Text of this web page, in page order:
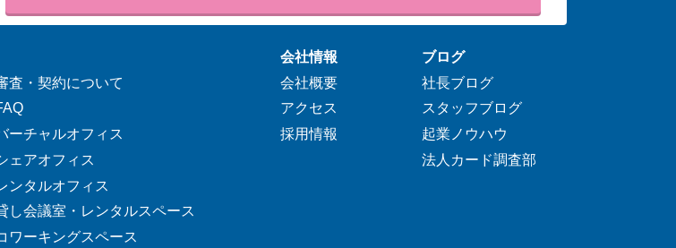
査・契約について
ーチャルオフィス
ェアオフィス
ンタルオフィス
し会議室・レンタルスペース
ワーキングスペース
会社情報
会社概要
アクセス
採用情報
ブログ
社長ブログ
スタッフブログ
起業ノウハウ
法人カード調査部